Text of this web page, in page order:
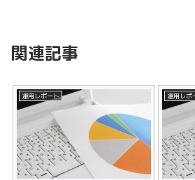
関連記事
運用レポート 運用レポ